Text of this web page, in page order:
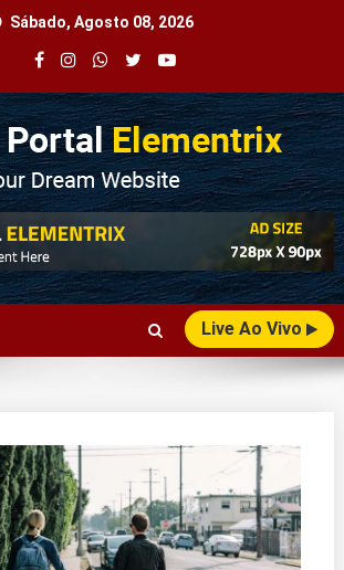
Sábado, Agosto 08, 2026
Live Ao Vivo